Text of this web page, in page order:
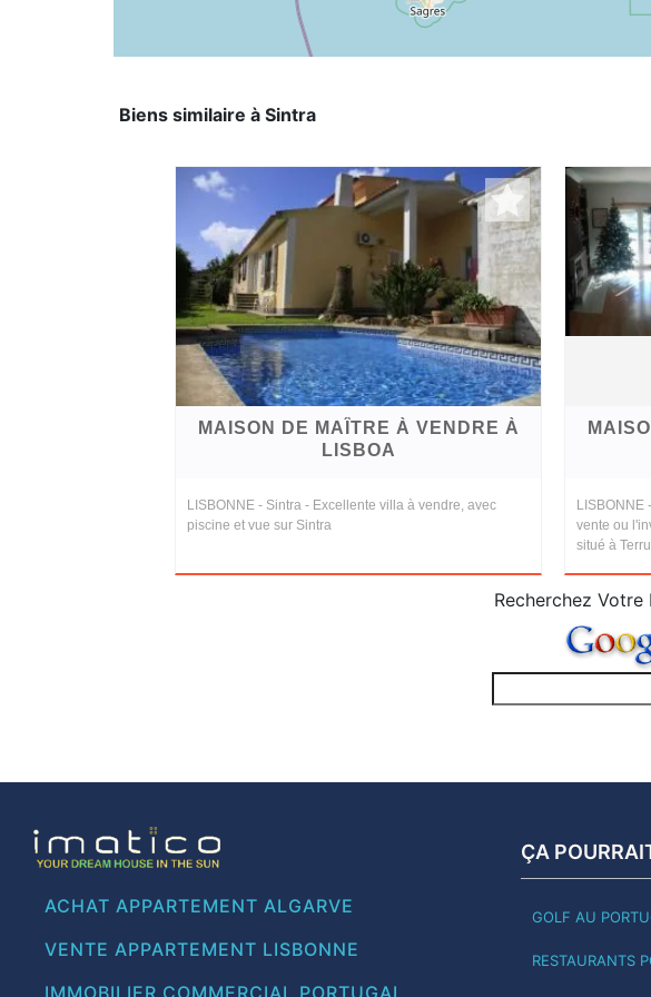
Biens similaire à Sintra
MAISON DE MAÎTRE À VENDRE À
LISBOA
LISBONNE - Sintra - Excellente villa à vendre, avec
piscine et vue sur Sintra
LISBONNE
vente ou
situé à
Recherchez
ACHAT APPARTEMENT ALGARVE
VENTE APPARTEMENT LISBONNE
ÇA
GOLF AU
RESTAURANTS